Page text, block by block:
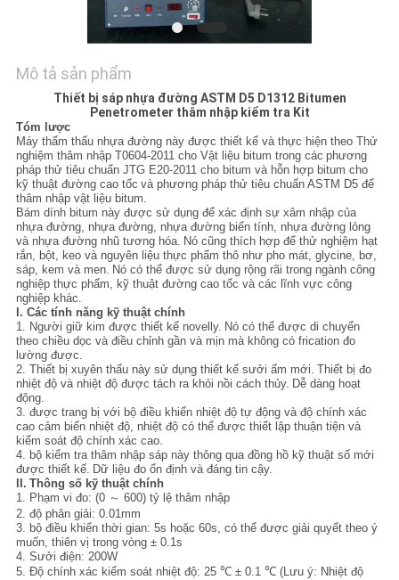
SƠ
TRANG
WEB
CHÍNH
SÁCH
BẢO
MẬT
Mô tả sản phẩm
Thiết bị sáp nhựa đường ASTM D5 D1312 Bitumen
Penetrometer thâm nhập kiểm tra Kit
Tóm lược
Máy thẩm thấu nhựa đường này được thiết kế và thực hiện theo Thử
nghiệm thâm nhập T0604-2011 cho Vật liệu bitum trong các phương
pháp thử tiêu chuẩn JTG E20-2011 cho bitum và hỗn hợp bitum cho
kỹ thuật đường cao tốc và phương pháp thử tiêu chuẩn ASTM D5 để
thâm nhập vật liệu bitum.
Bám dính bitum này được sử dụng để xác định sự xâm nhập của
nhựa đường, nhựa đường, nhựa đường biến tính, nhựa đường lỏng
và nhựa đường nhũ tương hóa. Nó cũng thích hợp để thử nghiệm hạt
rắn, bột, keo và nguyên liệu thực phẩm thô như pho mát, glycine, bơ,
sáp, kem và men. Nó có thể được sử dụng rộng rãi trong ngành công
nghiệp thực phẩm, kỹ thuật đường cao tốc và các lĩnh vực công
nghiệp khác.
I. Các tính năng kỹ thuật chính
1. Người giữ kim được thiết kế novelly. Nó có thể được di chuyển
theo chiều dọc và điều chỉnh gần và mịn mà không có frication đo
lường được.
2. Thiết bị xuyên thấu này sử dụng thiết kế sưởi ấm mới. Thiết bị đo
nhiệt độ và nhiệt độ được tách ra khỏi nồi cách thủy. Dễ dàng hoạt
động.
3. được trang bị với bộ điều khiển nhiệt độ tự động và độ chính xác
cao cảm biến nhiệt độ, nhiệt độ có thể được thiết lập thuận tiện và
kiểm soát độ chính xác cao.
4. bộ kiểm tra thâm nhập sáp này thông qua đồng hồ kỹ thuật số mới
được thiết kế. Dữ liệu đo ổn định và đáng tin cậy.
II. Thông số kỹ thuật chính
1. Phạm vi đo: (0 ～ 600) tỷ lệ thâm nhập
2. độ phân giải: 0.01mm
3. bộ điều khiển thời gian: 5s hoặc 60s, có thể được giải quyết theo ý
muốn, thiên vị trong vòng ± 0.1s
4. Sưởi điện: 200W
5. Độ chính xác kiểm soát nhiệt độ: 25 ℃ ± 0.1 ℃ (Lưu ý: Nhiệt độ